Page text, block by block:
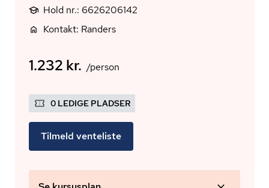
Hold nr.: 6626206142
Kontakt: Randers
1.232 kr. /person
0 LEDIGE PLADSER
Tilmeld venteliste